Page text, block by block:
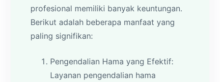
profesional memiliki banyak keuntungan.
Berikut adalah beberapa manfaat yang
paling signifikan:
Pengendalian Hama yang Efektif:
Layanan pengendalian hama